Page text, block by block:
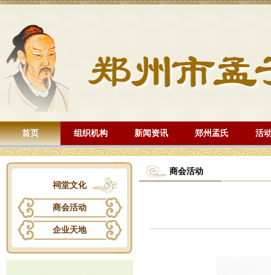
首页 组织机构 新闻资讯 郑州孟氏 活
祠堂文化
商会活动
企业天地
商会活动